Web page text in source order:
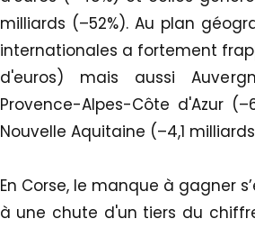
milliards (–52%). Au plan
internationales a fortement
d'euros) mais aussi
Provence-Alpes-Côte d'Azur
Nouvelle Aquitaine (–4,1
En Corse, le manque à gagner
à une chute d'un tiers du